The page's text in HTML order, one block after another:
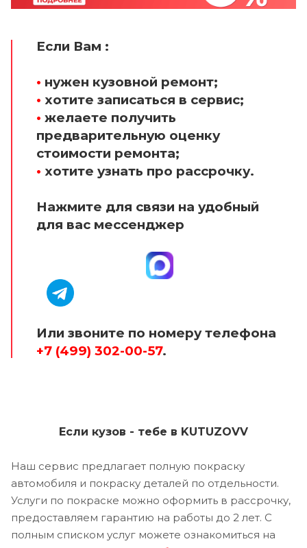
Если Вам :
• нужен кузовной ремонт;
• хотите записаться в сервис;
• желаете получить
предварительную оценку
стоимости ремонта;
• хотите узнать про рассрочку.
Нажмите для связи на удобный
для вас мессенджер
Или звоните по номеру телефона
+7 (499) 302-00-57.
Если кузов - тебе в KUTUZOVV
Наш сервис предлагает полную покраску
автомобиля и покраску деталей по отдельности.
Услуги по покраске можно оформить в рассрочку,
предоставляем гарантию на работы до 2 лет. С
полным списком услуг можете ознакомиться на